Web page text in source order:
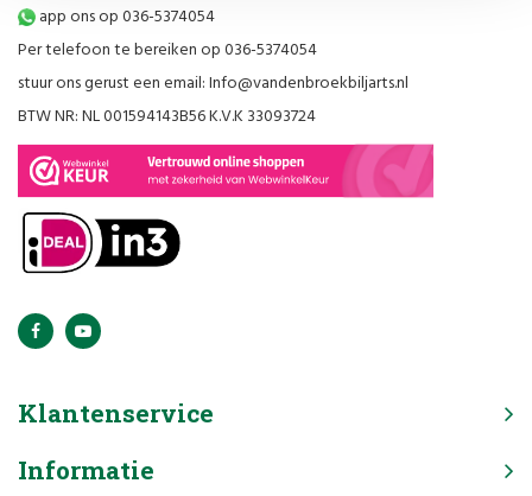
app ons op 036-5374054
Per telefoon te bereiken op 036-5374054
stuur ons gerust een email:Info@vandenbroekbiljarts.nl
BTW NR: NL 001594143B56 K.V.K 33093724
Klantenservice
Informatie